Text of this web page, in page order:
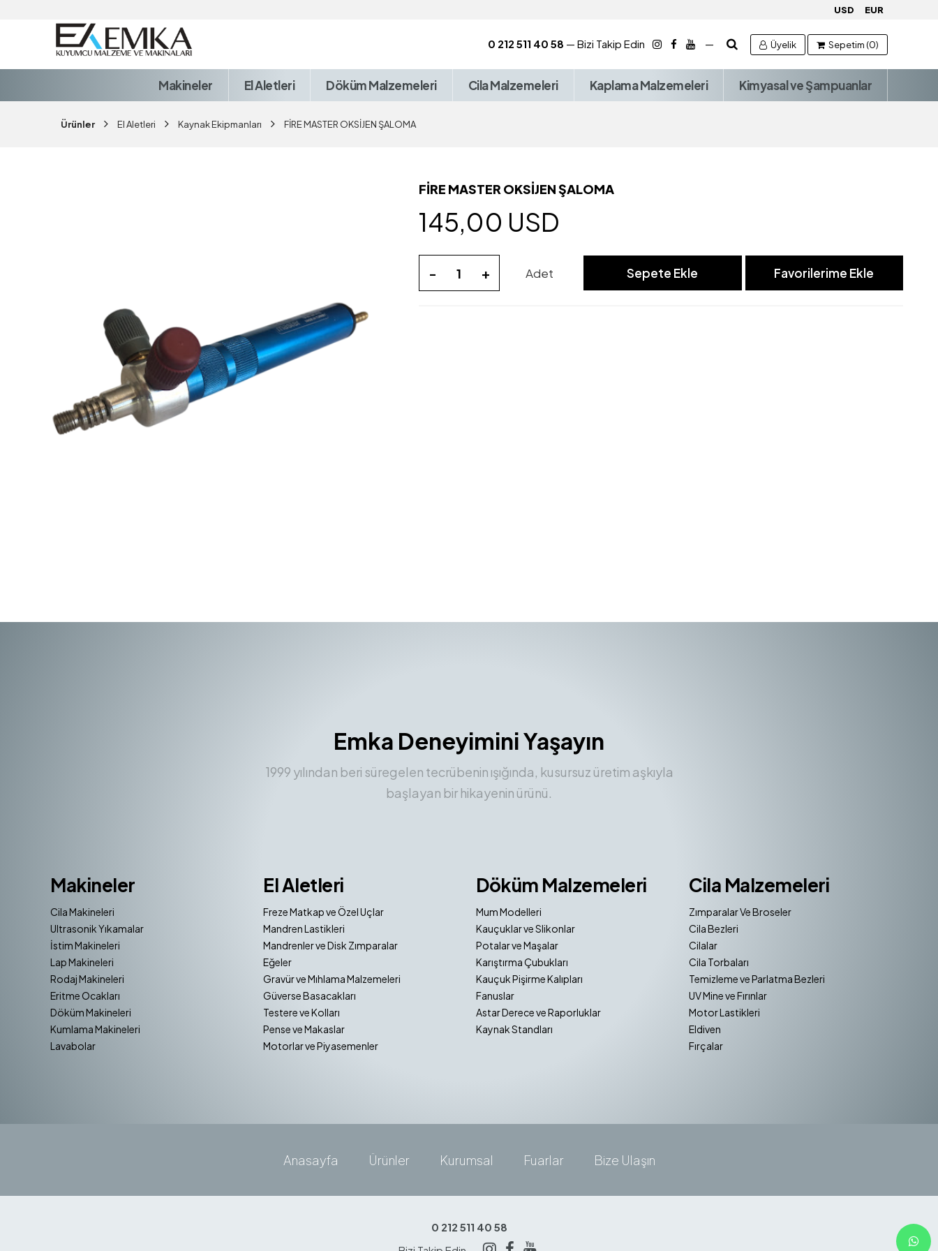
USD EUR
0 212 511 40 58 — Bizi Takip Edin — Üyelik Sepetim (0)
Makineler El Aletleri Döküm Malzemeleri Cila Malzemeleri Kaplama Malzemeleri Kimyasal ve Şampuanlar
Ürünler El Aletleri Kaynak Ekipmanları FİRE MASTER OKSİJEN ŞALOMA
FİRE MASTER OKSİJEN ŞALOMA
145,00 USD
- + Adet Sepete Ekle Favorilerime Ekle
Emka Deneyimini Yaşayın
1999 yılından beri süregelen tecrübenin ışığında, kusursuz üretim aşkıyla
başlayan bir hikayenin ürünü.
Makineler
Cila Makineleri
Ultrasonik Yıkamalar
İstim Makineleri
Lap Makineleri
Rodaj Makineleri
Eritme Ocakları
Döküm Makineleri
Kumlama Makineleri
Lavabolar
El Aletleri
Freze Matkap ve Özel Uçlar
Mandren Lastikleri
Mandrenler ve Disk Zımparalar
Eğeler
Gravür ve Mıhlama Malzemeleri
Güverse Basacakları
Testere ve Kolları
Pense ve Makaslar
Motorlar ve Piyasemenler
Döküm Malzemeleri
Mum Modelleri
Kauçuklar ve Slikonlar
Potalar ve Maşalar
Karıştırma Çubukları
Kauçuk Pişirme Kalıpları
Fanuslar
Astar Derece ve Raporluklar
Kaynak Standları
Cila Malzemeleri
Zımparalar Ve Broseler
Cila Bezleri
Cilalar
Cila Torbaları
Temizleme ve Parlatma Bezleri
UV Mine ve Fırınlar
Motor Lastikleri
Eldiven
Fırçalar
Anasayfa Ürünler Kurumsal Fuarlar Bize Ulaşın
0 212 511 40 58